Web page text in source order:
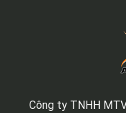
Công ty TNHH